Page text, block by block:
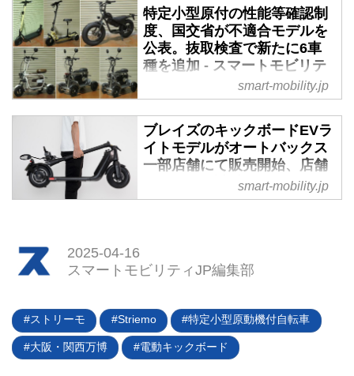
2024年11月29日、株式会社キズ
キが「イオンモールむさし村山
つむぐひろば」に、国内初の常設
型電動モビリティ体験施設「eモ
ビリティパーク多摩東京」を開設
した。安全講習や走行練習を受け
ながら、電動バイクや3輪スクー
ターなど20種類を超える電動モビ
リティに試乗体験できる施設だ。
特定小型原付の性能等確認制
度、国交省が不適合モデルを
公表。抜取検査で新たに6車
種を追加 - スマートモビリテ
電動キックボードなど特定小型原
動機付自転車（特定小型原付）の
市場抜取検査の結果を更新し、6
車種を保安基準不適合モデルとし
て追加した。該当車種は新車の販
の記事はウェブサイト「webオー
開されたものを一部編集し転載し
ています。
smart-mobility.jp
ブレイズのキックボードEVラ
イトモデルがオートバックス
一部店舗にて販売開始、店舗
によっては試乗も - スマート
モビリティJP
（キックボードEV ライトモデ
ル）」が、全国のオートバックス
24日に販売開始された。同モデル
は16歳以上が免許不要で乗れる特
定小型原付区分の製品となる。※
smart-mobility.jp
2025-04-16
スマートモビリティJP編集部
ストリーモ Striemo 特定小型原動機付自転車
大阪・関西万博 電動キックボード